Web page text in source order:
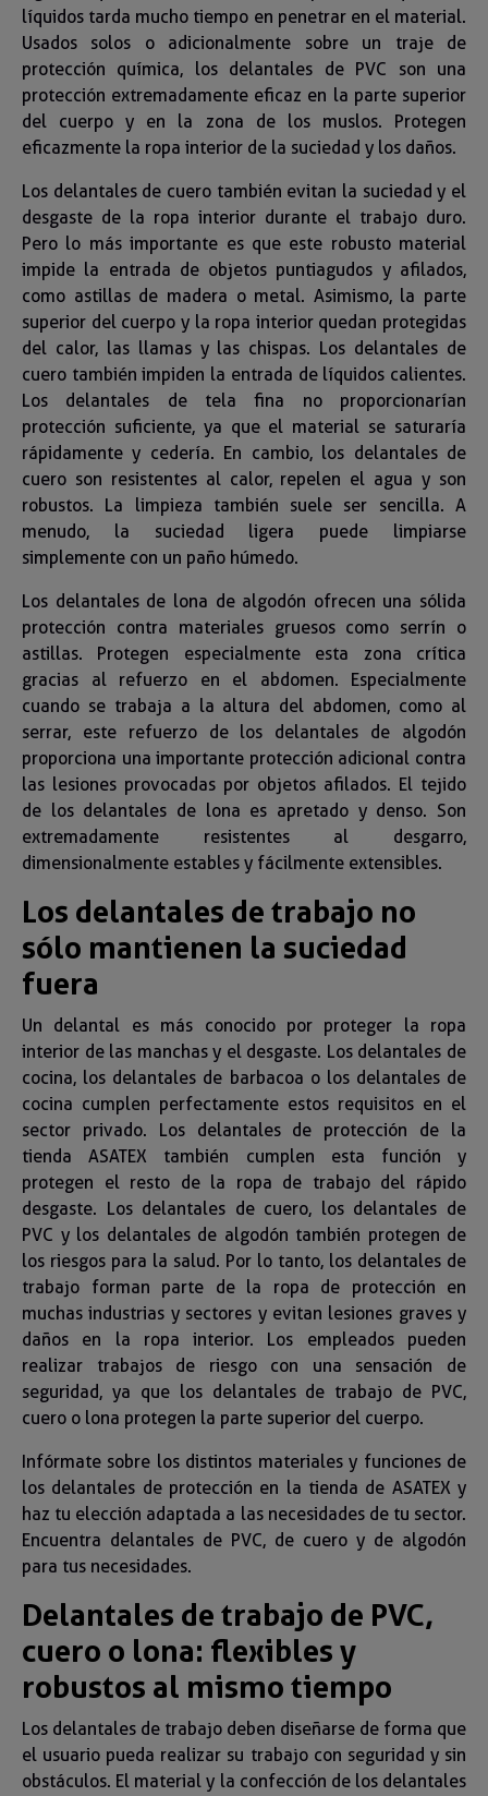
líquidos tarda mucho tiempo en penetrar en el material.
Usados solos o adicionalmente sobre un traje de
protección química, los delantales de PVC son una
protección extremadamente eficaz en la parte superior
del cuerpo y en la zona de los muslos. Protegen
eficazmente la ropa interior de la suciedad y los daños.
Los delantales de cuero también evitan la suciedad y el
desgaste de la ropa interior durante el trabajo duro.
Pero lo más importante es que este robusto material
impide la entrada de objetos puntiagudos y afilados,
como astillas de madera o metal. Asimismo, la parte
superior del cuerpo y la ropa interior quedan protegidas
del calor, las llamas y las chispas. Los delantales de
cuero también impiden la entrada de líquidos calientes.
Los delantales de tela fina no proporcionarían
protección suficiente, ya que el material se saturaría
rápidamente y cedería. En cambio, los delantales de
cuero son resistentes al calor, repelen el agua y son
robustos. La limpieza también suele ser sencilla. A
menudo, la suciedad ligera puede limpiarse
simplemente con un paño húmedo.
Los delantales de lona de algodón ofrecen una sólida
protección contra materiales gruesos como serrín o
astillas. Protegen especialmente esta zona crítica
gracias al refuerzo en el abdomen. Especialmente
cuando se trabaja a la altura del abdomen, como al
serrar, este refuerzo de los delantales de algodón
proporciona una importante protección adicional contra
las lesiones provocadas por objetos afilados. El tejido
de los delantales de lona es apretado y denso. Son
extremadamente resistentes al desgarro,
dimensionalmente estables y fácilmente extensibles.
Los delantales de trabajo no
sólo mantienen la suciedad
fuera
Un delantal es más conocido por proteger la ropa
interior de las manchas y el desgaste. Los delantales de
cocina, los delantales de barbacoa o los delantales de
cocina cumplen perfectamente estos requisitos en el
sector privado. Los delantales de protección de la
tienda ASATEX también cumplen esta función y
protegen el resto de la ropa de trabajo del rápido
desgaste. Los delantales de cuero, los delantales de
PVC y los delantales de algodón también protegen de
los riesgos para la salud. Por lo tanto, los delantales de
trabajo forman parte de la ropa de protección en
muchas industrias y sectores y evitan lesiones graves y
daños en la ropa interior. Los empleados pueden
realizar trabajos de riesgo con una sensación de
seguridad, ya que los delantales de trabajo de PVC,
cuero o lona protegen la parte superior del cuerpo.
Infórmate sobre los distintos materiales y funciones de
los delantales de protección en la tienda de ASATEX y
haz tu elección adaptada a las necesidades de tu sector.
Encuentra delantales de PVC, de cuero y de algodón
para tus necesidades.
Delantales de trabajo de PVC,
cuero o lona: flexibles y
robustos al mismo tiempo
Los delantales de trabajo deben diseñarse de forma que
el usuario pueda realizar su trabajo con seguridad y sin
obstáculos. El material y la confección de los delantales